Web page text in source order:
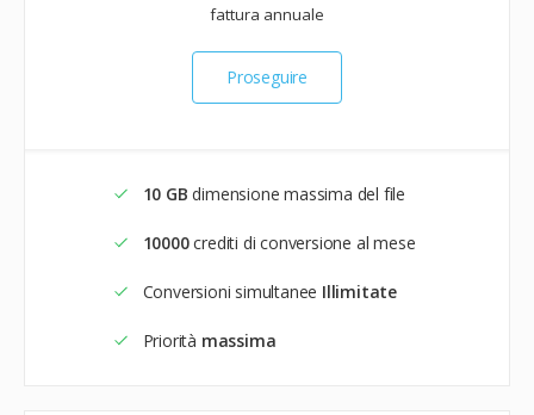
fattura annuale
Proseguire
10 GB dimensione massima del file
10000crediti di conversione al mese
Conversioni simultanee Illimitate
Priorità massima